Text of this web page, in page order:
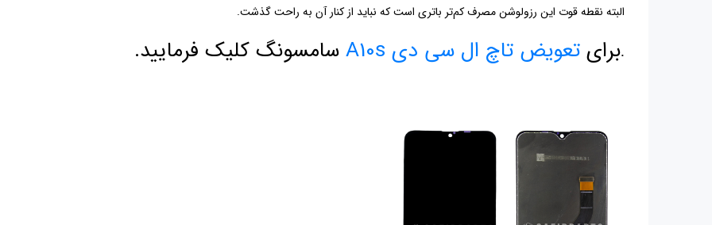
البته نقطه قوت این رزولوشن مصرف کم‌تر باتری است که نباید از کنار آن به راحت گذشت.
.برایتعویض تاچ ال سی دی A10s سامسونگ کلیک فرمایید.